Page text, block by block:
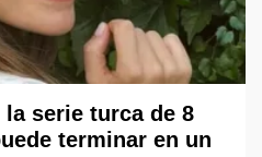
serie turca de 8
terminar en un